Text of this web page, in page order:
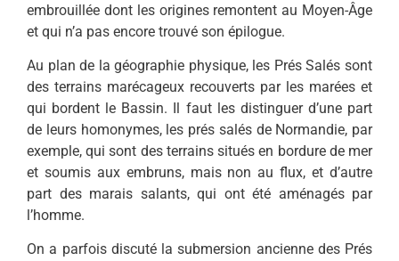
embrouillée dont les origines remontent au Moyen-Âge
et qui n’a pas encore trouvé son épilogue.
Au plan de la géographie physique, les Prés Salés sont
des terrains marécageux recouverts par les marées et
qui bordent le Bassin. Il faut les distinguer d’une part
de leurs homonymes, les prés salés de Normandie, par
exemple, qui sont des terrains situés en bordure de mer
et soumis aux embruns, mais non au flux, et d’autre
part des marais salants, qui ont été aménagés par
l’homme.
On a parfois discuté la submersion ancienne des Prés